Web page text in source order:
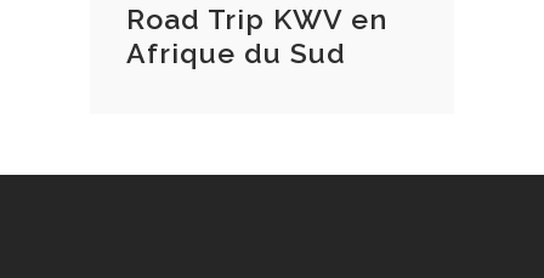
Road Trip KWV en
Afrique du Sud